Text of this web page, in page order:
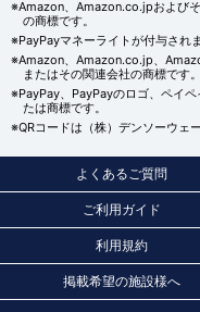
※Amazon、Amazon.co.jpおよび
の商標です。
※PayPayマネーライトが付与され
※Amazon、Amazon.co.jp、
またはその関連会社の商標です。
※PayPay、PayPayのロゴ、ペイ
たは商標です。
※QRコードは（株）デンソーウェ
よくあるご質問
ご利用ガイド
利用規約
掲載希望の施設様へ